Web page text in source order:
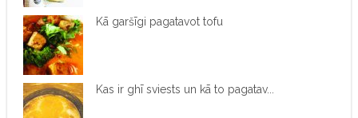
Kā garšīgi pagatavot tofu
Kas ir ghī sviests un kā to pagatav...